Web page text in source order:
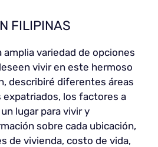
FILIPINAS
variedad de opciones
vivir en este hermoso
describiré diferentes áreas
los factores a
lugar para vivir y
sobre cada ubicación,
de vivienda, costo de vida,